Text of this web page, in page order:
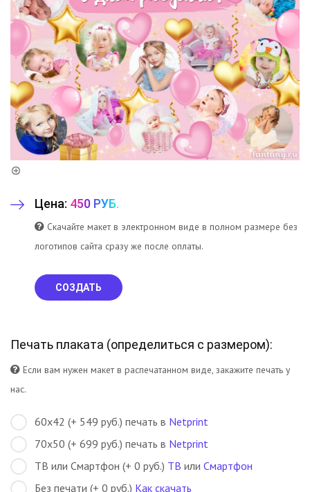
Цена: 450 РУБ.
Скачайте макет в электронном виде в полном размере без
логотипов сайта сразу же после оплаты.
СОЗДАТЬ
Печать плаката (определиться с размером):
Если вам нужен макет в распечатанном виде, закажите печать у
нас.
60х42 (+ 549 руб.) печать в Netprint
70х50 (+ 699 руб.) печать в Netprint
ТВ или Смартфон (+ 0 руб.) ТВ или Смартфон
Без печати (+ 0 руб.) Как скачать